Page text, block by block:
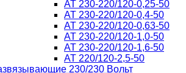
AT 230-220/120-0,25-50
AT 230-220/120-0,4-50
AT 230-220/120-0,63-50
AT 230-220/120-1,0-50
AT 230-220/120-1,6-50
AT 220/120-2,5-50
230/230 Вольт